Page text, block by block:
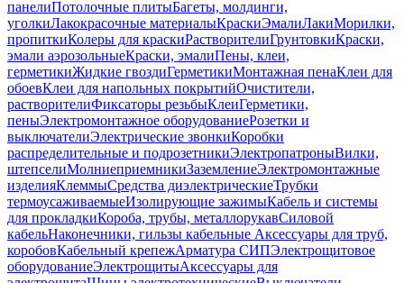
панелиПотолочные плитыБагеты, молдинги,
уголкиЛакокрасочные материалыКраскиЭмалиЛакиМорилки,
пропиткиКолеры для краскиРастворителиГрунтовкиКраски,
эмали аэрозольныеКраски, эмалиПены, клеи,
герметикиЖидкие гвоздиГерметикиМонтажная пенаКлеи для
обоевКлеи для напольных покрытийОчистители,
растворителиФиксаторы резьбыКлеиГерметики,
пеныЭлектромонтажное оборудованиеРозетки и
выключателиЭлектрические звонкиКоробки
распределительные и подрозетникиЭлектропатроныВилки,
штепселиМолниеприемникиЗаземлениеЭлектромонтажные
изделияКлеммыСредства диэлектрическиеТрубки
термоусаживаемыеИзолирующие зажимыКабель и системы
для прокладкиКороба, трубы, металлорукавСиловой
кабельНаконечники, гильзы кабельные Аксессуары для труб,
коробовКабельный крепежАрматура СИПЭлектрощитовое
оборудованиеЭлектрощитыАксессуары для